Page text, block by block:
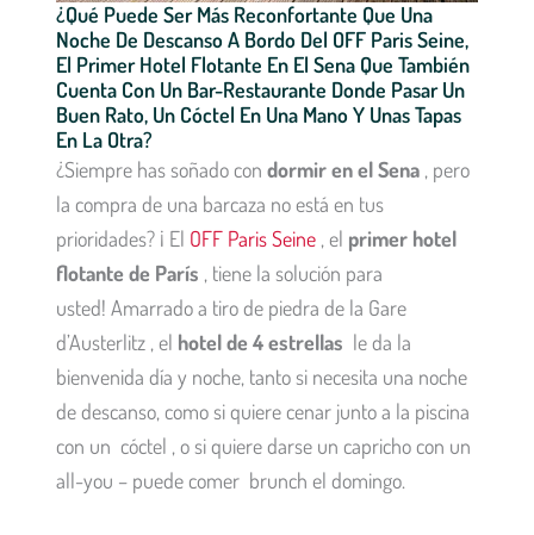
¿Qué Puede Ser Más Reconfortante Que Una
Noche De Descanso A Bordo Del OFF Paris Seine,
El Primer Hotel Flotante En El Sena Que También
Cuenta Con Un Bar-Restaurante Donde Pasar Un
Buen Rato, Un Cóctel En Una Mano Y Unas Tapas
En La Otra?
¿Siempre has soñado condormir en el Sena , pero
la compra de una barcaza no está en tus
prioridades? ¡ El OFF Paris Seine , el primer hotel
flotante de París , tiene la solución para
usted! Amarrado a tiro de piedra de la Gare
d’Austerlitz , el hotel de 4 estrellas le da la
bienvenida día y noche, tanto si necesita una noche
de descanso, como si quiere cenar junto a la piscina
con un cóctel , o si quiere darse un capricho con un
all-you – puede comer brunch el domingo.